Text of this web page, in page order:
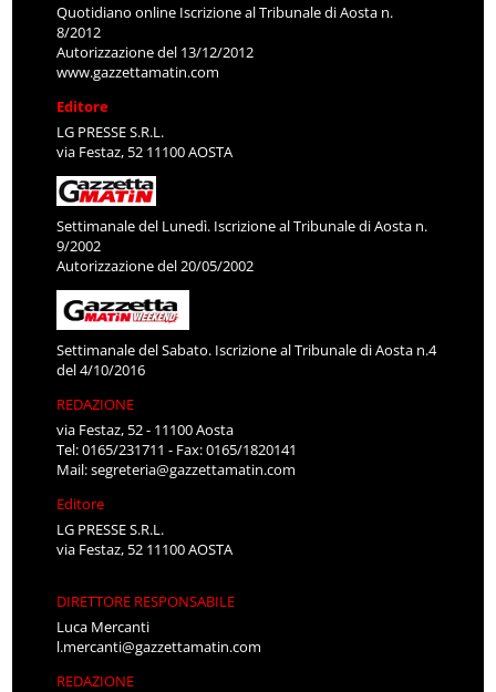
Quotidiano online Iscrizione al Tribunale di Aosta n.
8/2012
Autorizzazione del 13/12/2012
www.gazzettamatin.com
Editore
LG PRESSE S.R.L.
via Festaz, 52 11100 AOSTA
Settimanale del Lunedì. Iscrizione al Tribunale di Aosta n.
9/2002
Autorizzazione del 20/05/2002
Settimanale del Sabato. Iscrizione al Tribunale di Aosta n.4
del 4/10/2016
REDAZIONE
via Festaz, 52 - 11100 Aosta
Tel: 0165/231711 - Fax: 0165/1820141
Mail:segreteria@gazzettamatin.com
Editore
LG PRESSE S.R.L.
via Festaz, 52 11100 AOSTA
DIRETTORE RESPONSABILE
Luca Mercanti
l.mercanti@gazzettamatin.com
REDAZIONE